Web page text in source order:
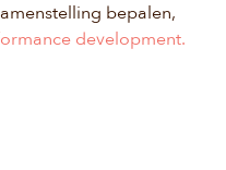
bepalen,
development.